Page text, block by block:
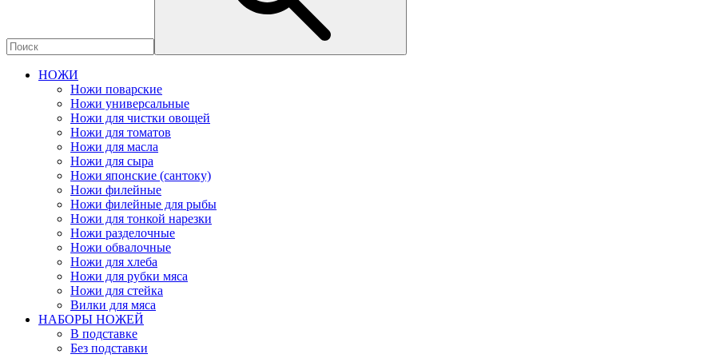
НОЖИ
Ножи поварские
Ножи универсальные
Ножи для чистки овощей
Ножи для томатов
Ножи для масла
Ножи для сыра
Ножи японские (сантоку)
Ножи филейные
Ножи филейные для рыбы
Ножи для тонкой нарезки
Ножи разделочные
Ножи обвалочные
Ножи для хлеба
Ножи для рубки мяса
Ножи для стейка
Вилки для мяса
НАБОРЫ НОЖЕЙ
В подставке
Без подставки